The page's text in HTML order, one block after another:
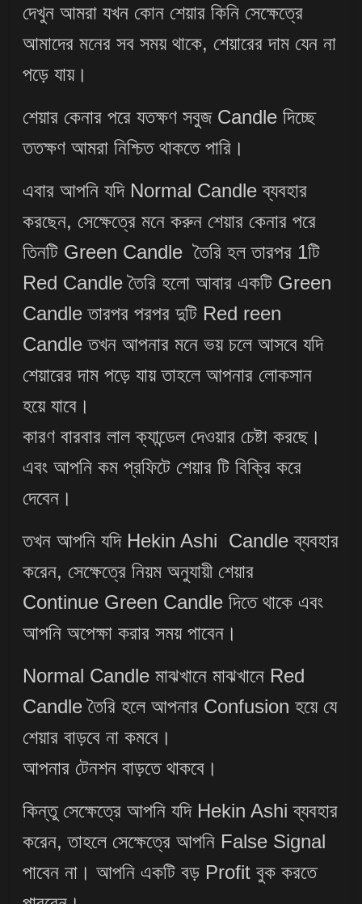
দেখুন আমরা যখন কোন শেয়ার কিনি সেক্ষেত্রে
আমাদের মনের সব সময় থাকে, শেয়ারের দাম যেন না
পড়ে যায়।
শেয়ার কেনার পরে যতক্ষণ সবুজ Candle দিচ্ছে
ততক্ষণ আমরা নিশ্চিত থাকতে পারি।
এবার আপনি যদি Normal Candle ব্যবহার
করছেন, সেক্ষেত্রে মনে করুন শেয়ার কেনার পরে
তিনটি Green Candle তৈরি হল তারপর 1টি
Red Candle তৈরি হলো আবার একটি Green
Candle তারপর পরপরদুটি Red reen
Candle তখন আপনার মনে ভয় চলে আসবে যদি
শেয়ারের দাম পড়ে যায় তাহলে আপনার লোকসান
হয়ে যাবে।
কারণ বারবার লাল ক্যান্ডেল দেওয়ার চেষ্টা করছে।
এবং আপনি কম প্রফিটে শেয়ার টি বিক্রি করে
দেবেন।
তখন আপনি যদি Hekin Ashi Candle ব্যবহার
করেন, সেক্ষেত্রে নিয়ম অনুযায়ী শেয়ার
Continue Green Candle দিতে থাকে এবং
আপনি অপেক্ষা করার সময় পাবেন।
Normal Candle মাঝখানে মাঝখানে Red
Candle তৈরি হলে আপনার Confusion হয়ে যে
শেয়ার বাড়বে না কমবে।
আপনার টেনশন বাড়তে থাকবে।
কিন্তু সেক্ষেত্রে আপনি যদি Hekin Ashi ব্যবহার
করেন, তাহলে সেক্ষেত্রে আপনি False Signal
পাবেন না। আপনি একটি বড় Profit বুক করতে